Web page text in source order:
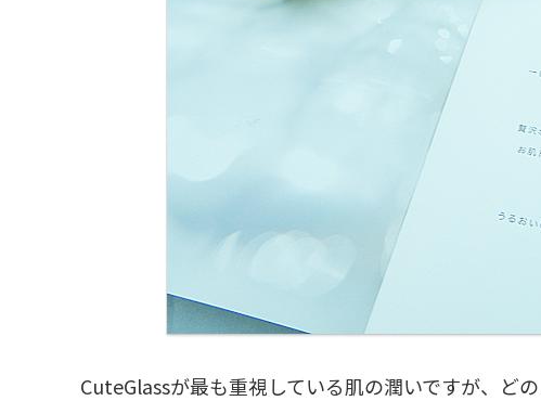
CuteGlassが最も重視している肌の潤いですが、ど